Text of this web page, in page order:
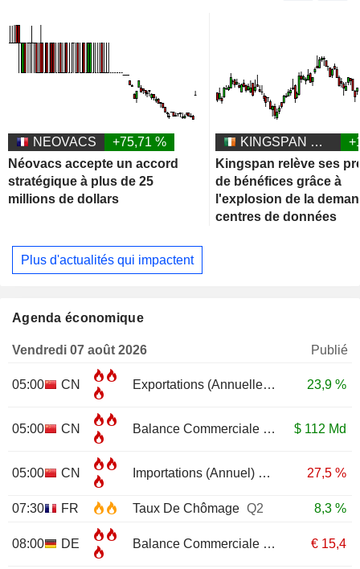
NEOVACS
+75,71 %
Néovacs accepte un accord
stratégique à plus de 25
millions de dollars
KINGSPAN GROUP PLC
Kingspan relève ses
de bénéfices grâce à
l'explosion de la
centres de données
Plus d'actualités qui impactent
Agenda économique
Vendredi 07 août 2026 Publié
05:00 CN Exportations (Annuelle) 23,9 %
05:00 CN Balance CommercialeJUL $ 112 Md
05:00 CN Importations (Annuel)JUL 27,5 %
07:30 FR Taux De Chômage Q2 8,3 %
08:00 DE Balance CommercialeJUN € 15,4